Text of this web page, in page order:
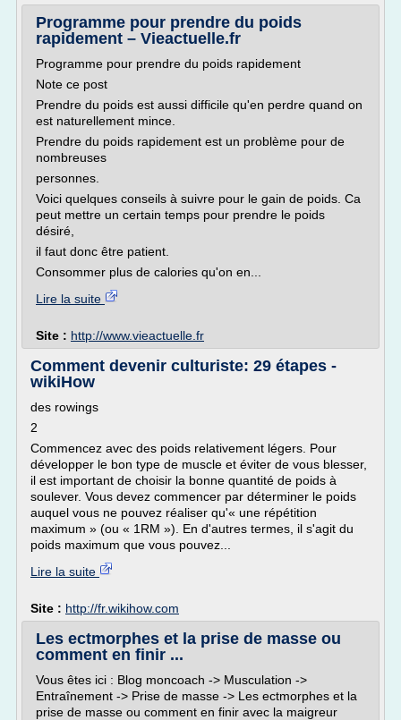
Programme pour prendre du poids
rapidement – Vieactuelle.fr
Programme pour prendre du poids rapidement
Note ce post
Prendre du poids est aussi difficile qu'en perdre quand on
est naturellement mince.
Prendre du poids rapidement est un problème pour de
nombreuses
personnes.
Voici quelques conseils à suivre pour le gain de poids. Ca
peut mettre un certain temps pour prendre le poids
désiré,
il faut donc être patient.
Consommer plus de calories qu'on en...
Lire la suite
Site : http://www.vieactuelle.fr
Comment devenir culturiste: 29 étapes -
wikiHow
des rowings
2
Commencez avec des poids relativement légers. Pour
développer le bon type de muscle et éviter de vous blesser,
il est important de choisir la bonne quantité de poids à
soulever. Vous devez commencer par déterminer le poids
auquel vous ne pouvez réaliser qu'« une répétition
maximum » (ou « 1RM »). En d'autres termes, il s'agit du
poids maximum que vous pouvez...
Lire la suite
Site : http://fr.wikihow.com
Les ectmorphes et la prise de masse ou
comment en finir ...
Vous êtes ici : Blog moncoach -> Musculation ->
Entraînement -> Prise de masse -> Les ectmorphes et la
prise de masse ou comment en finir avec la maigreur